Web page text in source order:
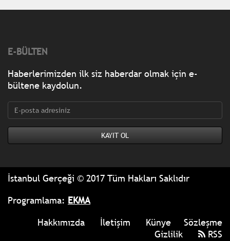
E-BÜLTEN
Haberlerimizden ilk siz haberdar olmak için e-
bültene kaydolun.
İstanbul Gerçeği © 2017 Tüm Hakları Saklıdır
Programlama: EKMA
Hakkımızda
İletişim Künye
Sözleşme
Gizlilik
RSS